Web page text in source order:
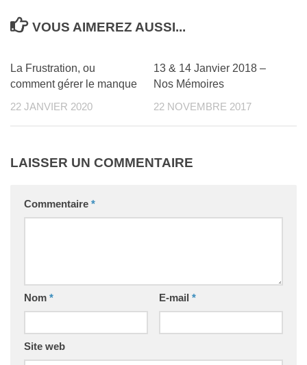
VOUS AIMEREZ AUSSI...
La Frustration, ou
comment gérer le manque
22 JANVIER 2020
13 & 14 Janvier 2018 –
Nos Mémoires
22 NOVEMBRE 2017
LAISSER UN COMMENTAIRE
Commentaire *
Nom * E-mail *
Site web